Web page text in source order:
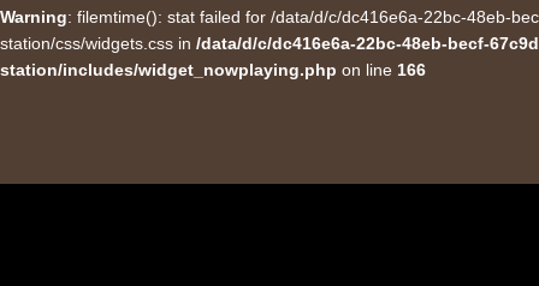
Warning: filemtime(): stat failed for /data/d/c/dc416e6a-22bc-48eb-
station/css/widgets.css in /data/d/c/dc416e6a-22bc-48eb-becf-
station/includes/widget_nowplaying.php on line 166